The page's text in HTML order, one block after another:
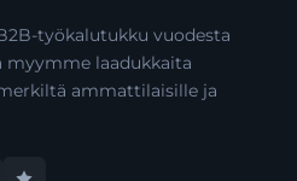
työkalutukku vuodesta
myymme laadukkaita
ammattilaisille ja